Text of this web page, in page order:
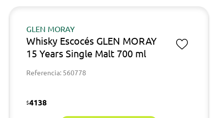
GLEN MORAY
Whisky Escocés GLEN MORAY
15 Years Single Malt 700 ml
Referencia: 560778
$4138